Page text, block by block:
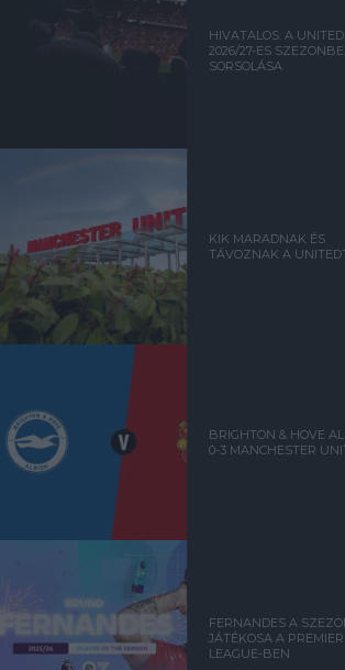
HIVATALOS: A UNITED
2026/27-ES
SORSOLÁSA
KIK MARADNAK ÉS
TÁVOZNAK A
BRIGHTON & HOVE
0-3 MANCHESTER
FERNANDES A
JÁTÉKOSA A PREMIER
LEAGUE-BEN